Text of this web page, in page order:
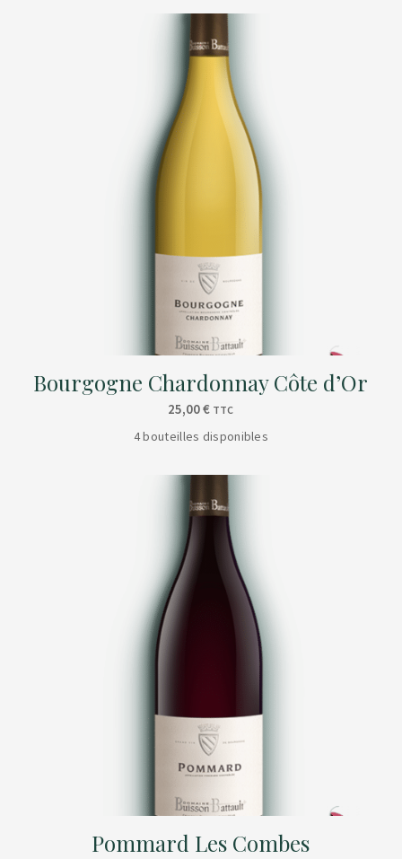
Bourgogne Chardonnay Côte d’Or
25,00€ TTC
4 bouteilles disponibles
Pommard Les Combes